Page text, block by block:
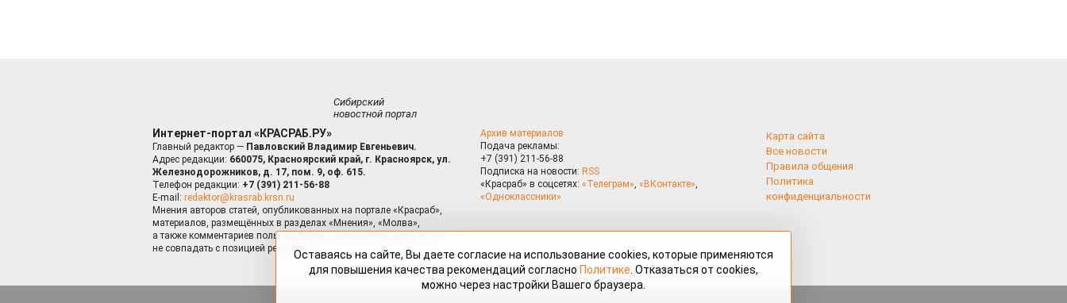
Сибирский
новостной портал
Интернет-портал «КРАСРАБ.РУ»
Главный редактор — Павловский Владимир Евгеньевич.
Адрес редакции: 660075, Красноярский край, г. Красноярск, ул.
Железнодорожников, д. 17, пом. 9, оф. 615.
Телефон редакции: +7 (391) 211-56-88
E-mail: redaktor@krasrab.krsn.ru
Мнения авторов статей, опубликованных на портале «Красраб»,
материалов, размещённых в разделах «Мнения», «Молва»,
а также комментариев пользователей к материалам сайта могут
не совпадать с позицией редакции.
Архив материалов
Подача рекламы:
+7 (391) 211-56-88
Подписка на новости: RSS
«Красраб» в соцсетях: «Телеграм», «ВКонтакте»,
«Одноклассники»
Карта сайта
Все новости
Правила общения
Политика
конфиденциальности
Оставаясь на сайте, Вы даете согласие на использование cookies, которые применяются
для повышения качества рекомендаций согласно Политике . Отказаться от cookies,
можно через настройки Вашего браузера.